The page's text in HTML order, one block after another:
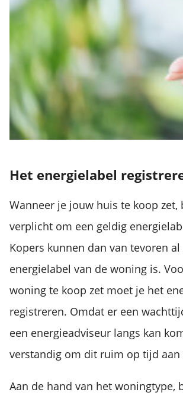
Het energielabel
Wanneer je jouw huis te koop zet,
verplicht om een geldig
Kopers kunnen dan van tevoren
energielabel van de woning is.
woning te koop zet moet je het
registreren. Omdat er een
een energieadviseur langs kan
verstandig om dit ruim op tijd aan
Aan de hand van het woningtype,